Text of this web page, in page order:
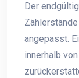
Der
angepasst.
innerhalb